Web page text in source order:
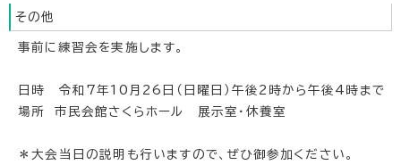
その他
事前に練習会を実施します。
日時 令和7年10月26日（日曜日）午後2時から午後4時まで
場所 市民会館さくらホール 展示室・休養室
＊大会当日の説明も行いますので、ぜひ御参加ください。